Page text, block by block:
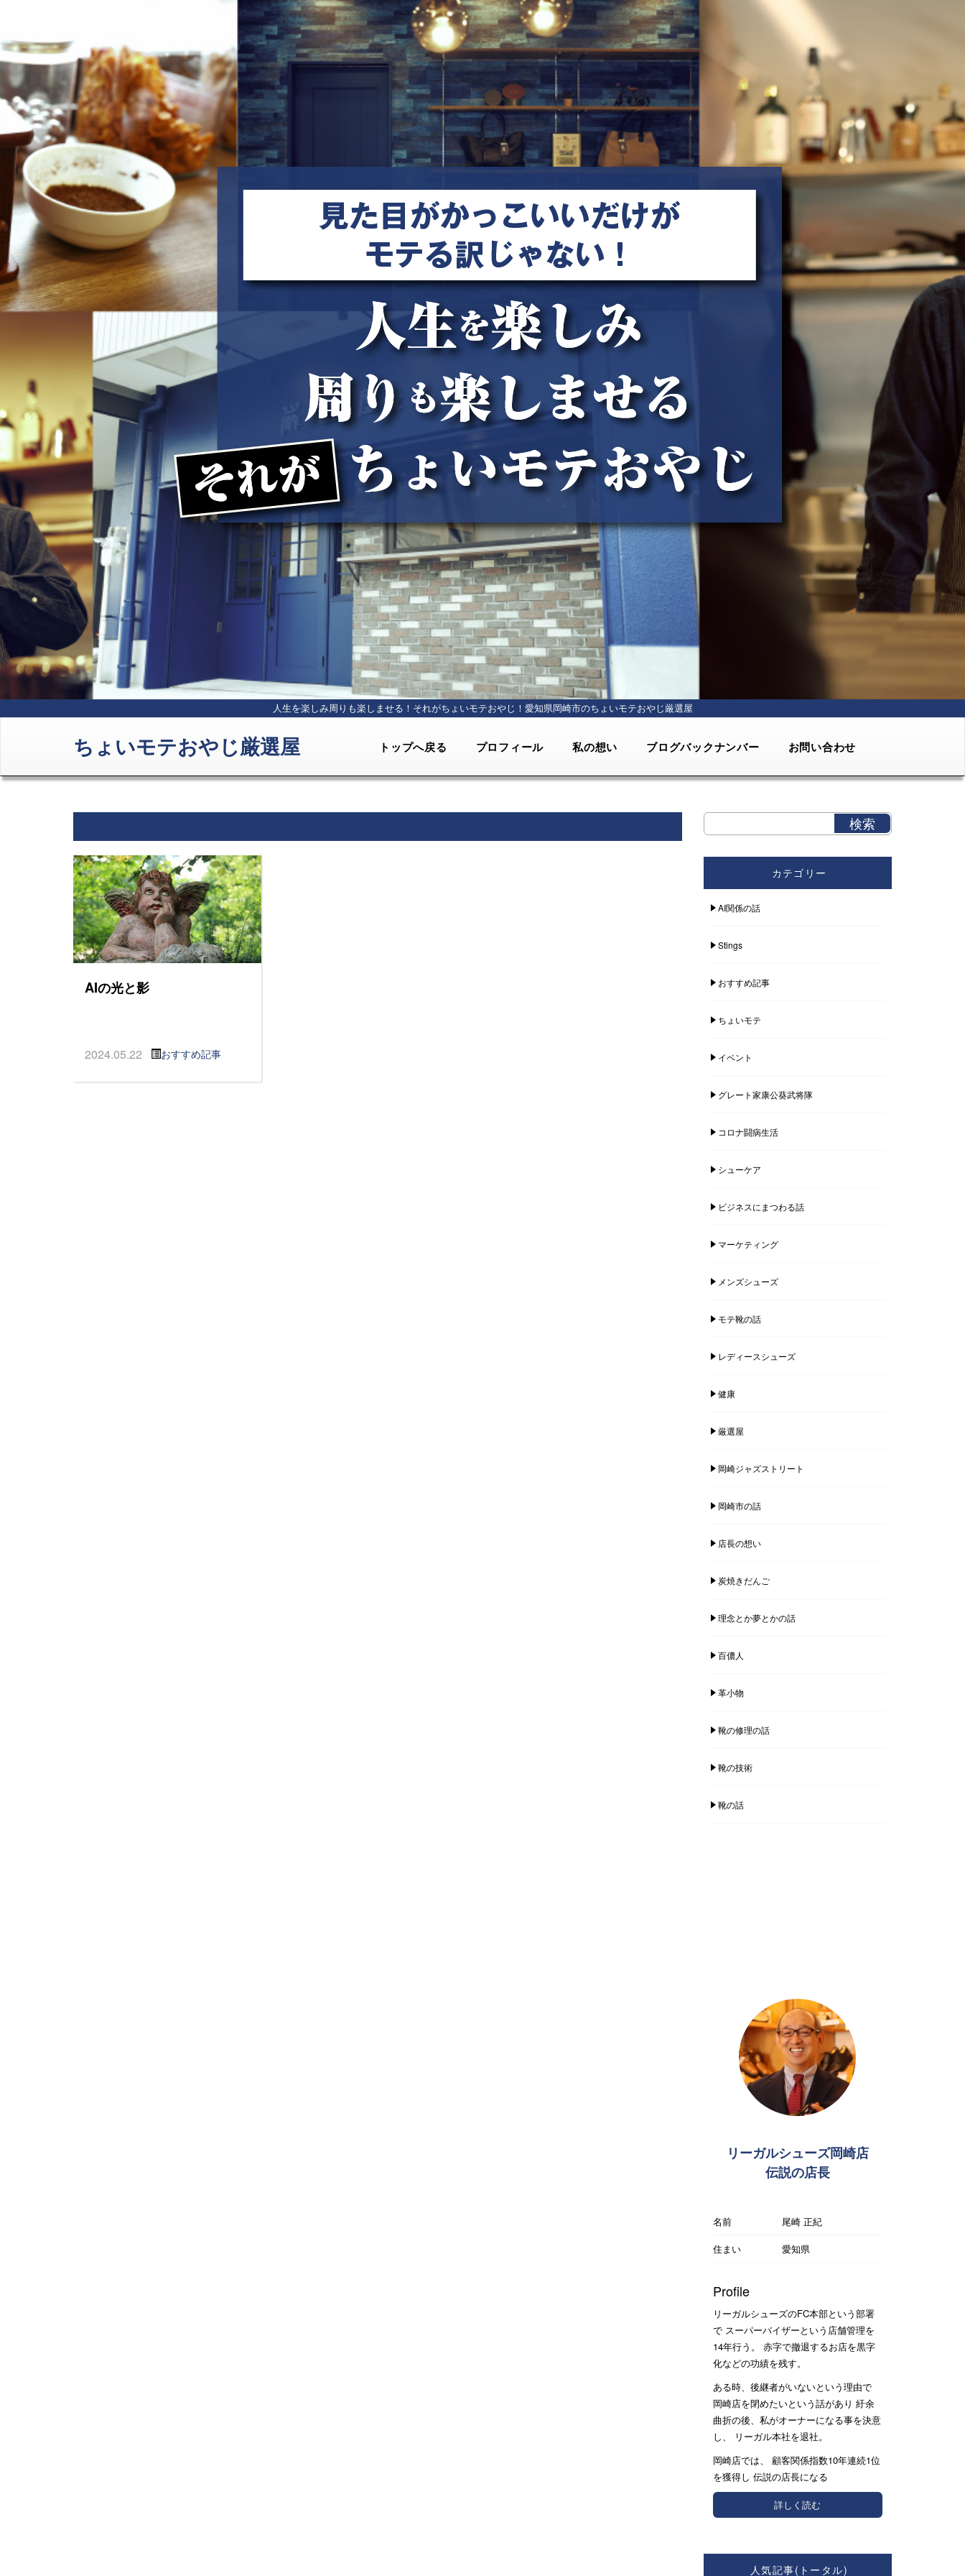
人生を楽しみ周りも楽しませる！それがちょいモテおやじ！ 愛知県岡崎市のちょいモテおやじ厳選屋
ちょいモテおやじ厳選屋 トップへ戻る プロフィール 私の想い ブログバックナンバー お問い合わせ
AIの光と影
2024.05.22 おすすめ記事
カテゴリー
AI関係の話
Stings
おすすめ記事
ちょいモテ
イベント
グレート家康公葵武将隊
コロナ闘病生活
シューケア
ビジネスにまつわる話
マーケティング
メンズシューズ
モテ靴の話
レディースシューズ
健康
厳選屋
岡崎ジャズストリート
岡崎市の話
店長の想い
炭焼きだんご
理念とか夢とかの話
百儂人
革小物
靴の修理の話
靴の技術
靴の話
リーガルシューズ岡崎店
伝説の店長
名前
尾崎 正紀
住まい
愛知県
Profile
リーガルシューズのFC本部という部署
で スーパーバイザーという店舗管理を
14年行う。 赤字で撤退するお店を黒字
化などの功績を残す。
ある時、後継者がいないという理由で
岡崎店を閉めたいという話があり 紆余
曲折の後、私がオーナーになる事を決意
し、 リーガル本社を退社。
岡崎店では、 顧客関係指数10年連続1位
を獲得し 伝説の店長になる
詳しく読む
人気記事(トータル)